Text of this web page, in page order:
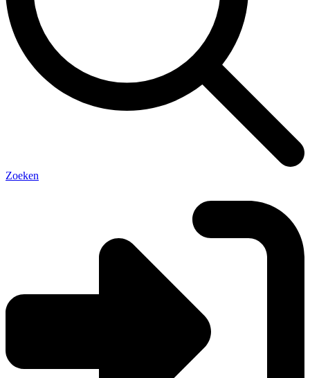
Zoeken